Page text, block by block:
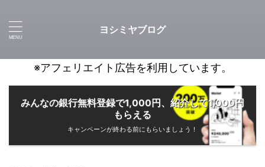
ヨシミヤブログ
※アフェリエイト広告を利用しています。
みんなの銀行無料登録で1,000円、紹介して1,000円
もらえる
キャンペーンが終わる前にもらいましょう！